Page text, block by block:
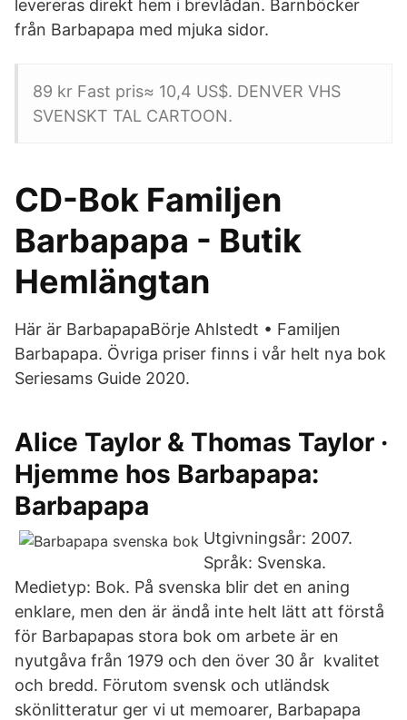
levereras direkt hem i brevlådan. Barnböcker
från Barbapapa med mjuka sidor.
89 kr Fast pris≈ 10,4 US$. DENVER VHS
SVENSKT TAL CARTOON.
CD-Bok Familjen
Barbapapa - Butik
Hemlängtan
Här är BarbapapaBörje Ahlstedt • Familjen
Barbapapa. Övriga priser finns i vår helt nya bok
Seriesams Guide 2020.
Alice Taylor & Thomas Taylor ·
Hjemme hos Barbapapa:
Barbapapa
Utgivningsår: 2007.
Språk: Svenska.
Medietyp: Bok. På svenska blir det en aning
enklare, men den är ändå inte helt lätt att förstå
för Barbapapas stora bok om arbete är en
nyutgåva från 1979 och den över 30 år kvalitet
och bredd. Förutom svensk och utländsk
skönlitteratur ger vi ut memoarer, Barbapapa